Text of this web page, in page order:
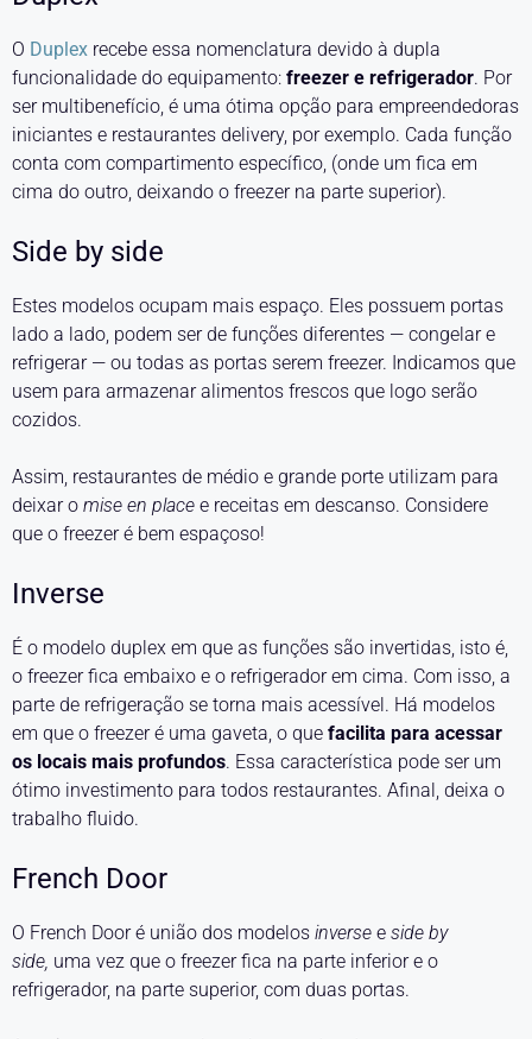
O Duplex recebe essa nomenclatura devido à dupla
funcionalidade do equipamento: freezer e refrigerador. Por
ser multibenefício, é uma ótima opção para empreendedoras
iniciantes e restaurantes delivery, por exemplo. Cada função
conta com compartimento específico, (onde um fica em
cima do outro, deixando o freezer na parte superior).
Side by side
Estes modelos ocupam mais espaço. Eles possuem portas
lado a lado, podem ser de funções diferentes — congelar e
refrigerar — ou todas as portas serem freezer. Indicamos que
usem para armazenar alimentos frescos que logo serão
cozidos.
Assim, restaurantes de médio e grande porte utilizam para
deixar o mise en place e receitas em descanso. Considere
que o freezer é bem espaçoso!
Inverse
É o modelo duplex em que as funções são invertidas, isto é,
o freezer fica embaixo e o refrigerador em cima. Com isso, a
parte de refrigeração se torna mais acessível. Há modelos
em que o freezer é uma gaveta, o que facilita para acessar
os locais mais profundos. Essa característica pode ser um
ótimo investimento para todos restaurantes. Afinal, deixa o
trabalho fluido.
French Door
O French Door é união dos modelos inverse e side by
side, uma vez que o freezer fica na parte inferior e o
refrigerador, na parte superior, com duas portas.